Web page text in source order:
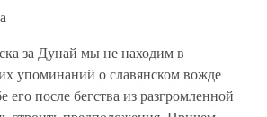
за Дунай мы не находим в
упоминаний о славянском вожде
его после бегства из разгромленной